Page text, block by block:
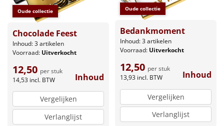
Oude collectie
Chocolade Feest
Inhoud: 3 artikelen
Voorraad: Uitverkocht
12,50 per stuk
14,53 incl. BTW Inhoud
Vergelijken
Verlanglijst
Oude collectie
Bedankmoment
Inhoud: 3 artikelen
Voorraad: Uitverkocht
12,50 per stuk
13,93 incl. BTW Inhoud
Vergelijken
Verlanglijst